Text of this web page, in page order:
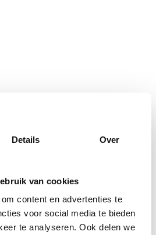
Details Over
van cookies
content en advertenties te
voor social media te bieden
te analyseren. Ook delen we